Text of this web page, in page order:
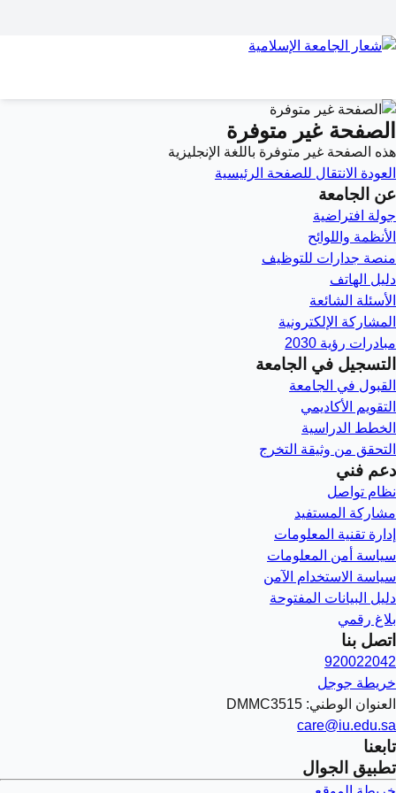
الصفحة غير متوفرة
هذه الصفحة غير متوفرة باللغة الإنجليزية
العودة الانتقال للصفحة الرئيسية
عن الجامعة
جولة افتراضية
الأنظمة واللوائح
منصة جدارات للتوظيف
دليل الهاتف
الأسئلة الشائعة
المشاركة الإلكترونية
مبادرات رؤية 2030
التسجيل في الجامعة
القبول في الجامعة
التقويم الأكاديمي
الخطط الدراسية
التحقق من وثيقة التخرج
دعم فني
نظام تواصل
مشاركة المستفيد
إدارة تقنية المعلومات
سياسة أمن المعلومات
سياسة الاستخدام الآمن
دليل البيانات المفتوحة
بلاغ رقمي
اتصل بنا
920022042
خريطة جوجل
العنوان الوطني: DMMC3515
care@iu.edu.sa
تابعنا
تطبيق الجوال